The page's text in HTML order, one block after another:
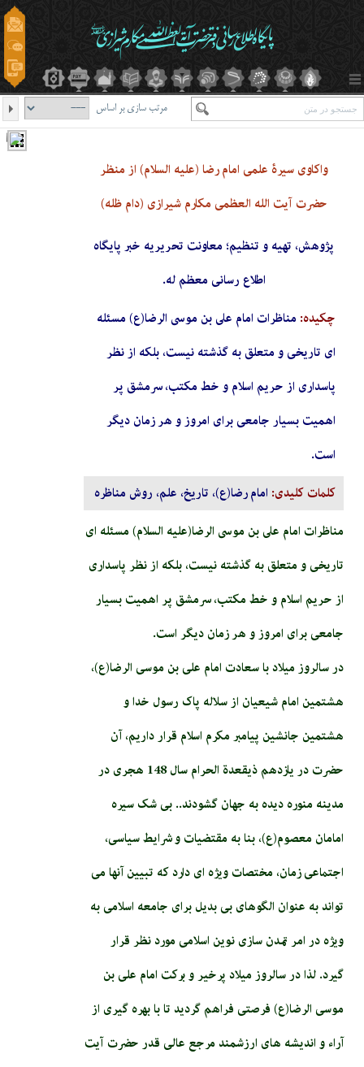
مرتب سازی بر اساس
واکاوی سیرۀ علمی امام رضا (علیه السلام) از منظر
حضرت آیت الله العظمی مکارم شیرازی (دام ظله)
پژوهش، تهیه و تنظیم؛ معاونت تحریریه خبر پایگاه
اطلاع رسانی معظم له.
چکیده: مناظرات امام على بن موسى الرضا(ع) مسئله
اى تاريخى و متعلق به گذشته نيست، بلكه از نظر
پاسدارى از حريم اسلام و خط مكتب، سرمشق پر
اهميت بسيار جامعى براى امروز و هر زمان ديگر
است.
کلمات کلیدی: امام رضا(ع)، تاریخ، علم، روش مناظره
مناظرات امام على بن موسى الرضا(عليه السلام) مسئله اى
تاريخى و متعلق به گذشته نيست، بلكه از نظر پاسدارى
از حريم اسلام و خط مكتب، سرمشق پر اهميت بسيار
جامعى براى امروز و هر زمان ديگر است.
در سالروز میلاد با سعادت امام علی بن موسی الرضا(ع)،
هشتمین امام شیعیان از سلاله پاک رسول خدا و
هشتمین جانشین پیامبر مکرم اسلام قرار داریم، آن
حضرت در یازدهم ذیقعدﺓ الحرام سال 148 هجری در
مدینه منوره دیده به جهان گشودند.. بی شک سیره
امامان معصوم(ع)، بنا به مقتضیات و شرایط سیاسی،
اجتماعی زمان، مختصات ویژه ای دارد که تبیین آنها می
تواند به عنوان الگوهای بی بدیل برای جامعه اسلامی به
ویژه در امر تمدن سازی نوین اسلامی مورد نظر قرار
گیرد. لذا در سالروز میلاد پرخیر و برکت امام علی بن
موسی الرضا(ع) فرصتی فراهم گردید تا با بهره گیری از
آراء و اندیشه های ارزشمند مرجع عالی قدر حضرت آیت